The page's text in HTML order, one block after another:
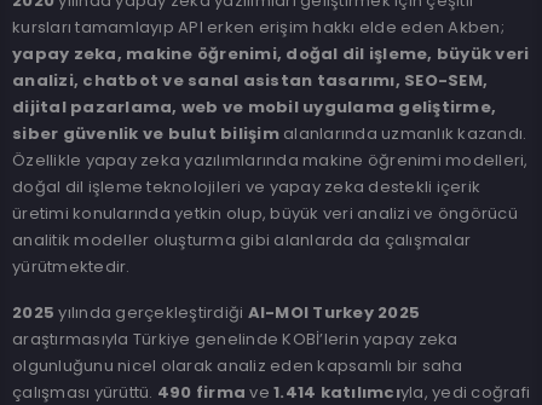
kursları tamamlayıp API erken erişim hakkı elde eden Akben;
yapay zeka, makine öğrenimi, doğal dil işleme, büyük veri
analizi, chatbot ve sanal asistan tasarımı, SEO-SEM,
dijital pazarlama, web ve mobil uygulama geliştirme,
siber güvenlik ve bulut bilişimalanlarında uzmanlık kazandı.
Özellikle yapay zeka yazılımlarında makine öğrenimi modelleri,
doğal dil işleme teknolojileri ve yapay zeka destekli içerik
üretimi konularında yetkin olup, büyük veri analizi ve öngörücü
analitik modeller oluşturma gibi alanlarda da çalışmalar
yürütmektedir.
2025 yılında gerçekleştirdiği AI-MOI Turkey 2025
araştırmasıyla Türkiye genelinde KOBİ’lerin yapay zeka
olgunluğunu nicel olarak analiz eden kapsamlı bir saha
çalışması yürüttü. 490 firma ve 1.414 katılımcıyla, yedi coğrafi